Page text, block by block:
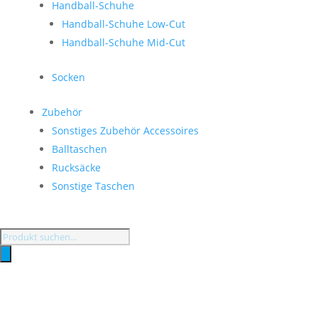
Handball-Schuhe
Handball-Schuhe Low-Cut
Handball-Schuhe Mid-Cut
Socken
Zubehör
Sonstiges Zubehör Accessoires
Balltaschen
Rucksäcke
Sonstige Taschen
Products